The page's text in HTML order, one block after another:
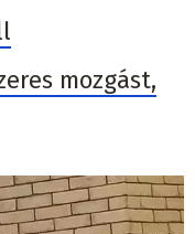
mozgást,